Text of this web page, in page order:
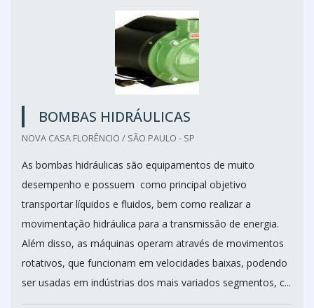
BOMBAS HIDRÁULICAS
NOVA CASA FLORÊNCIO / SÃO PAULO - SP
As bombas hidráulicas são equipamentos de muito
desempenho e possuem como principal objetivo
transportar líquidos e fluidos, bem como realizar a
movimentação hidráulica para a transmissão de energia.
Além disso, as máquinas operam através de movimentos
rotativos, que funcionam em velocidades baixas, podendo
ser usadas em indústrias dos mais variados segmentos, c...